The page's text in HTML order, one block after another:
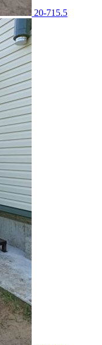
20-715.5